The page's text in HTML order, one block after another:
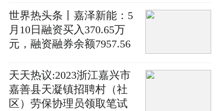
世界热头条丨嘉泽新能：5
月10日融资买入370.65万
元，融资融券余额7957.56
天天热议:2023浙江嘉兴市
嘉善县天凝镇招聘村（社
区）劳保协理员领取笔试